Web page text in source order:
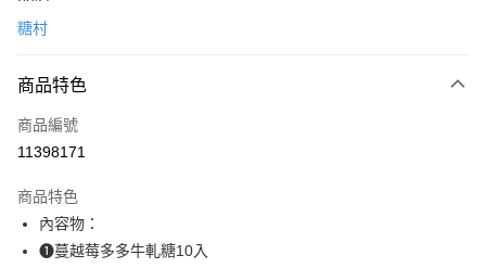
信用卡一次付款
Apple Pay
街口支付
Google Pay
全盈+PAY
糖村
商品特色
商品編號
11398171
商品特色
內容物：
❶蔓越莓多多牛軋糖10入